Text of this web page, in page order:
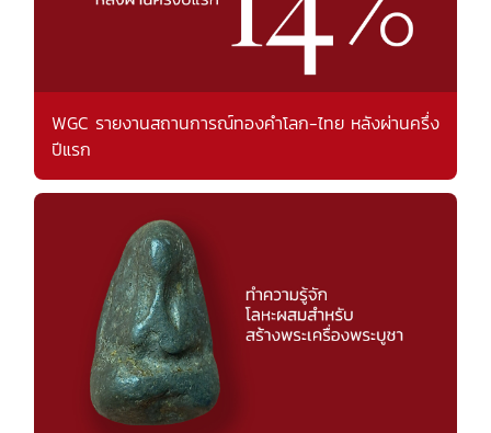
WGC รายงานสถานการณ์ทองคำโลก-ไทย หลังผ่านครึ่ง
ปีแรก